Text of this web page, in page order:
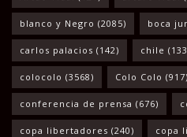
blanco y Negro (2085) boca
carlos palacios (142) chile
colocolo (3568) Colo Colo (917)
conferencia de prensa (676)
copa libertadores (240) copa